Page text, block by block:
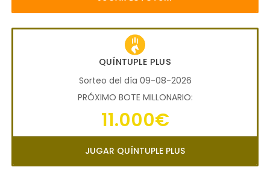
QUÍNTUPLE PLUS
Sorteo del día 09-08-2026
PRÓXIMO BOTE MILLONARIO:
11.000€
JUGAR QUÍNTUPLE PLUS